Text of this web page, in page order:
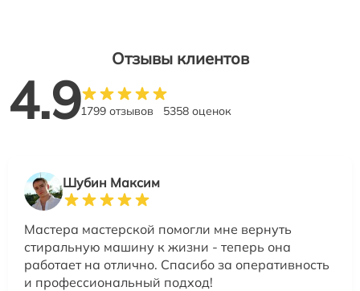
Отзывы клиентов
4.91799 отзывов 5358 оценок
Шубин Максим
Мастера мастерской помогли мне вернуть
стиральную машину к жизни - теперь она
работает на отлично. Спасибо за оперативность
и профессиональный подход!